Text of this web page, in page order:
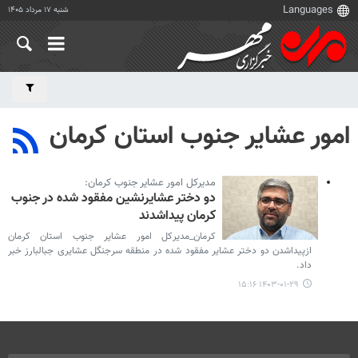
شنبه ۱۷ مرداد ۱۴۰۵
امور عشایر جنوب استان کرمان
مدیرکل امور عشایر جنوب کرمان:
دو دختر عشایرنشین مفقود شده در جنوب
کرمان پیداشدند
کرمان_مدیرکل امور عشایر جنوب استان کرمان
ازپیداشدن دو دختر عشایر مفقود شده در منطقه سرجنگل عشایری جبالبارز خبر
داد.
۱۴۰۳-۰۱-۲۹ ۱۵:۱۶